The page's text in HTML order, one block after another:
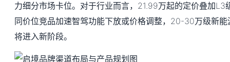
力细分市场卡位。对于行业而言，21.99万起的定价叠加L3
同价位竞品加速智驾功能下放或价格调整，20-30万级新
将进入新阶段。